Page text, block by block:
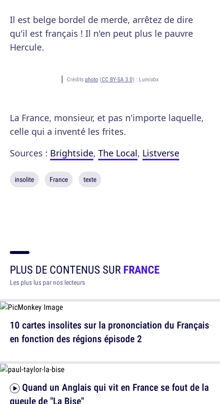
Il est belge bordel de merde, arrêtez de dire
qu'il est français ! Il n'en peut plus le pauvre
Hercule.
Crédits photo(CC BY-SA 3.0) : Lumixbx
La France, monsieur, et pas n'importe laquelle,
celle qui a inventé les frites.
Sources : Brightside, The Local, Listverse
insolite France texte
PLUS DE CONTENUS SURFRANCE
Les plus lus par nos lecteurs
10 cartes insolites sur la prononciation du Français
en fonction des régions épisode 2
gueule de "La Bise"